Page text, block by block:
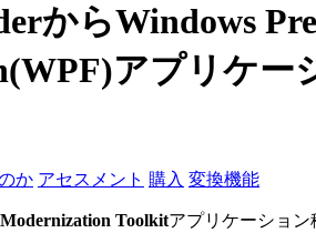
からWindows
アプリケー
か アセスメント 購入 変換機能
Toolkitアプリケーション